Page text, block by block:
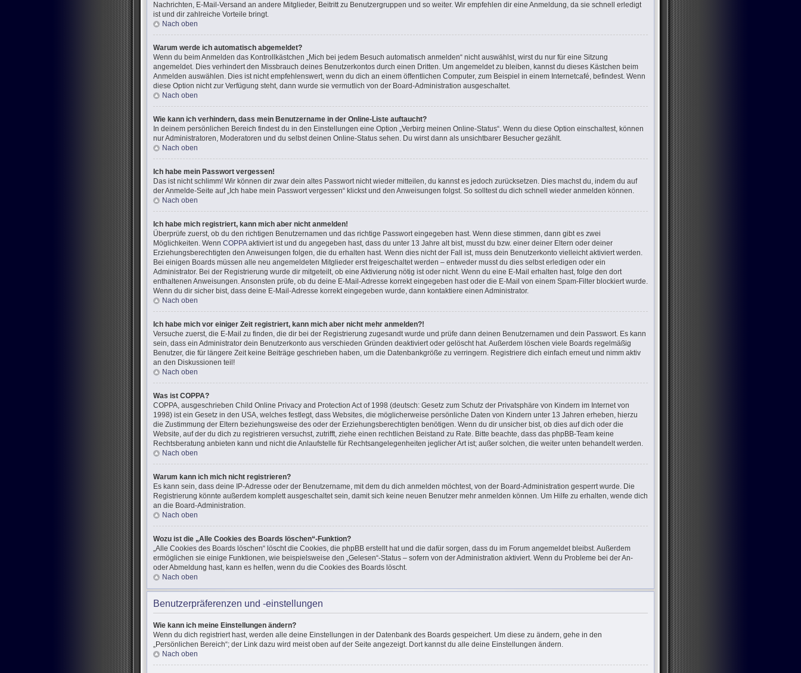
Nachrichten, E-Mail-Versand an andere Mitglieder, Beitritt zu Benutzergruppen und so weiter. Wir empfehlen dir eine Anmeldung, da sie schnell erledigt
ist und dir zahlreiche Vorteile bringt.
Nach oben
Warum werde ich automatisch abgemeldet?
Wenn du beim Anmelden das Kontrollkästchen „Mich bei jedem Besuch automatisch anmelden“ nicht auswählst, wirst du nur für eine Sitzung
angemeldet. Dies verhindert den Missbrauch deines Benutzerkontos durch einen Dritten. Um angemeldet zu bleiben, kannst du dieses Kästchen beim
Anmelden auswählen. Dies ist nicht empfehlenswert, wenn du dich an einem öffentlichen Computer, zum Beispiel in einem Internetcafé, befindest. Wenn
diese Option nicht zur Verfügung steht, dann wurde sie vermutlich von der Board-Administration ausgeschaltet.
Nach oben
Wie kann ich verhindern, dass mein Benutzername in der Online-Liste auftaucht?
In deinem persönlichen Bereich findest du in den Einstellungen eine Option „Verbirg meinen Online-Status“. Wenn du diese Option einschaltest, können
nur Administratoren, Moderatoren und du selbst deinen Online-Status sehen. Du wirst dann als unsichtbarer Besucher gezählt.
Nach oben
Ich habe mein Passwort vergessen!
Das ist nicht schlimm! Wir können dir zwar dein altes Passwort nicht wieder mitteilen, du kannst es jedoch zurücksetzen. Dies machst du, indem du auf
der Anmelde-Seite auf „Ich habe mein Passwort vergessen“ klickst und den Anweisungen folgst. So solltest du dich schnell wieder anmelden können.
Nach oben
Ich habe mich registriert, kann mich aber nicht anmelden!
Überprüfe zuerst, ob du den richtigen Benutzernamen und das richtige Passwort eingegeben hast. Wenn diese stimmen, dann gibt es zwei
Möglichkeiten. Wenn COPPAaktiviert ist und du angegeben hast, dass du unter 13 Jahre alt bist, musst du bzw. einer deiner Eltern oder deiner
Erziehungsberechtigten den Anweisungen folgen, die du erhalten hast. Wenn dies nicht der Fall ist, muss dein Benutzerkonto vielleicht aktiviert werden.
Bei einigen Boards müssen alle neu angemeldeten Mitglieder erst freigeschaltet werden – entweder musst du dies selbst erledigen oder ein
Administrator. Bei der Registrierung wurde dir mitgeteilt, ob eine Aktivierung nötig ist oder nicht. Wenn du eine E-Mail erhalten hast, folge den dort
enthaltenen Anweisungen. Ansonsten prüfe, ob du deine E-Mail-Adresse korrekt eingegeben hast oder die E-Mail von einem Spam-Filter blockiert wurde.
Wenn du dir sicher bist, dass deine E-Mail-Adresse korrekt eingegeben wurde, dann kontaktiere einen Administrator.
Nach oben
Ich habe mich vor einiger Zeit registriert, kann mich aber nicht mehr anmelden?!
Versuche zuerst, die E-Mail zu finden, die dir bei der Registrierung zugesandt wurde und prüfe dann deinen Benutzernamen und dein Passwort. Es kann
sein, dass ein Administrator dein Benutzerkonto aus verschieden Gründen deaktiviert oder gelöscht hat. Außerdem löschen viele Boards regelmäßig
Benutzer, die für längere Zeit keine Beiträge geschrieben haben, um die Datenbankgröße zu verringern. Registriere dich einfach erneut und nimm aktiv
an den Diskussionen teil!
Nach oben
Was ist COPPA?
COPPA, ausgeschrieben Child Online Privacy and Protection Act of 1998 (deutsch: Gesetz zum Schutz der Privatsphäre von Kindern im Internet von
1998) ist ein Gesetz in den USA, welches festlegt, dass Websites, die möglicherweise persönliche Daten von Kindern unter 13 Jahren erheben, hierzu
die Zustimmung der Eltern beziehungsweise des oder der Erziehungsberechtigten benötigen. Wenn du dir unsicher bist, ob dies auf dich oder die
Website, auf der du dich zu registrieren versuchst, zutrifft, ziehe einen rechtlichen Beistand zu Rate. Bitte beachte, dass das phpBB-Team keine
Rechtsberatung anbieten kann und nicht die Anlaufstelle für Rechtsangelegenheiten jeglicher Art ist; außer solchen, die weiter unten behandelt werden.
Nach oben
Warum kann ich mich nicht registrieren?
Es kann sein, dass deine IP-Adresse oder der Benutzername, mit dem du dich anmelden möchtest, von der Board-Administration gesperrt wurde. Die
Registrierung könnte außerdem komplett ausgeschaltet sein, damit sich keine neuen Benutzer mehr anmelden können. Um Hilfe zu erhalten, wende dich
an die Board-Administration.
Nach oben
Wozu ist die „Alle Cookies des Boards löschen“-Funktion?
„Alle Cookies des Boards löschen“ löscht die Cookies, die phpBB erstellt hat und die dafür sorgen, dass du im Forum angemeldet bleibst. Außerdem
ermöglichen sie einige Funktionen, wie beispielsweise den „Gelesen“-Status – sofern von der Administration aktiviert. Wenn du Probleme bei der An-
oder Abmeldung hast, kann es helfen, wenn du die Cookies des Boards löscht.
Nach oben
Benutzerpräferenzen und -einstellungen
Wie kann ich meine Einstellungen ändern?
Wenn du dich registriert hast, werden alle deine Einstellungen in der Datenbank des Boards gespeichert. Um diese zu ändern, gehe in den
„Persönlichen Bereich“; der Link dazu wird meist oben auf der Seite angezeigt. Dort kannst du alle deine Einstellungen ändern.
Nach oben